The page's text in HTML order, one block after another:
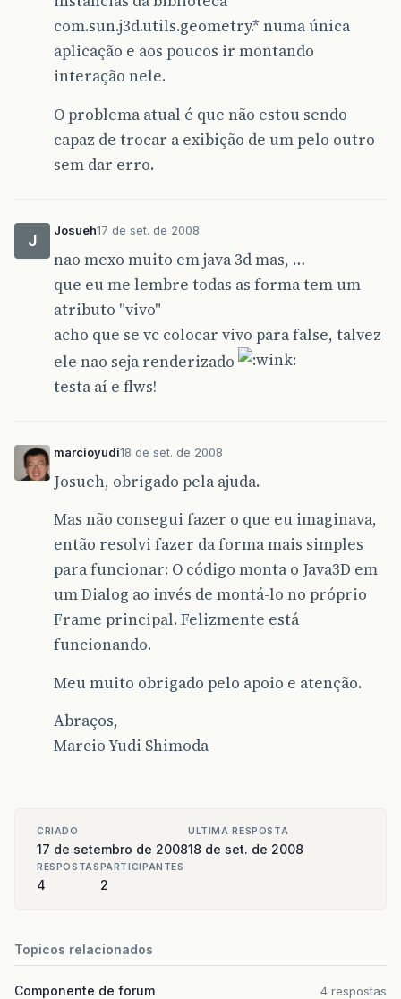
com.sun.j3d.utils.geometry.* numa única
aplicação e aos poucos ir montando
interação nele.
O problema atual é que não estou sendo
capaz de trocar a exibição de um pelo outro
sem dar erro.
J
Josueh17 de set. de 2008
nao mexo muito em java 3d mas, …
que eu me lembre todas as forma tem um
atributo "vivo"
acho que se vc colocar vivo para false, talvez
ele nao seja renderizado
testa aí e flws!
marcioyudi18 de set. de 2008
Josueh, obrigado pela ajuda.
Mas não consegui fazer o que eu imaginava,
então resolvi fazer da forma mais simples
para funcionar: O código monta o Java3D em
um Dialog ao invés de montá-lo no próprio
Frame principal. Felizmente está
funcionando.
Meu muito obrigado pelo apoio e atenção.
Abraços,
Marcio Yudi Shimoda
CRIADO
17 de setembro de 2008
ULTIMA RESPOSTA
18 de set. de 2008
RESPOSTAS
4
PARTICIPANTES
2
Topicos relacionados
Componente de forum 4 respostas